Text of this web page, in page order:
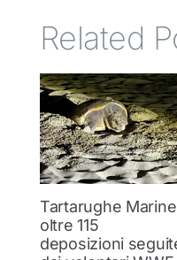
Related
Tartarughe
oltre 115
deposizioni